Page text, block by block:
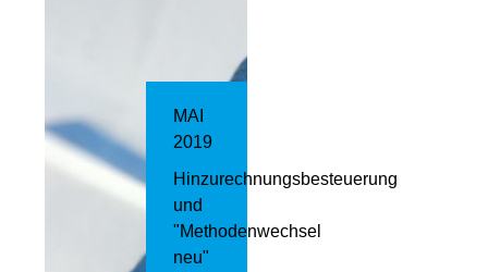
MAI
2019
Hinzurechnungsbesteuerung
und
"Methodenwechsel
neu"